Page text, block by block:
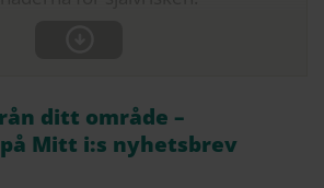
ditt område –
Mitt i:s nyhetsbrev